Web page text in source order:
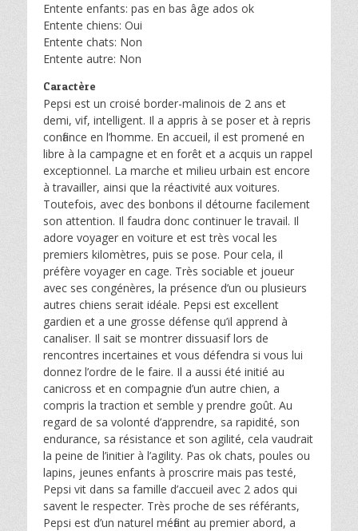
Entente enfants: pas en bas âge ados ok
Entente chiens: Oui
Entente chats: Non
Entente autre: Non
Caractère
Pepsi est un croisé border-malinois de 2 ans et
demi, vif, intelligent. Il a appris à se poser et à repris
confiance en l’homme. En accueil, il est promené en
libre à la campagne et en forêt et a acquis un rappel
exceptionnel. La marche et milieu urbain est encore
à travailler, ainsi que la réactivité aux voitures.
Toutefois, avec des bonbons il détourne facilement
son attention. Il faudra donc continuer le travail. Il
adore voyager en voiture et est très vocal les
premiers kilomètres, puis se pose. Pour cela, il
préfère voyager en cage. Très sociable et joueur
avec ses congénères, la présence d’un ou plusieurs
autres chiens serait idéale. Pepsi est excellent
gardien et a une grosse défense qu’il apprend à
canaliser. Il sait se montrer dissuasif lors de
rencontres incertaines et vous défendra si vous lui
donnez l’ordre de le faire. Il a aussi été initié au
canicross et en compagnie d’un autre chien, a
compris la traction et semble y prendre goût. Au
regard de sa volonté d’apprendre, sa rapidité, son
endurance, sa résistance et son agilité, cela vaudrait
la peine de l’initier à l’agility. Pas ok chats, poules ou
lapins, jeunes enfants à proscrire mais pas testé,
Pepsi vit dans sa famille d’accueil avec 2 ados qui
savent le respecter. Très proche de ses référants,
Pepsi est d’un naturel méfiant au premier abord, a